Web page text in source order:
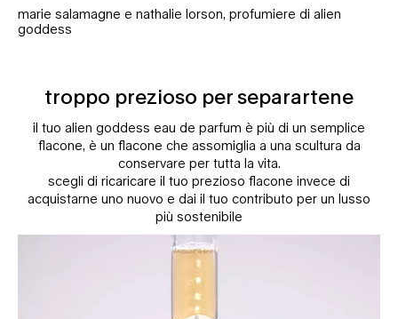
marie salamagne e nathalie lorson, profumiere di alien
goddess
troppo prezioso per separartene
il tuo alien goddess eau de parfum è più di un semplice
flacone, è un flacone che assomiglia a una scultura da
conservare per tutta la vita.
scegli di ricaricare il tuo prezioso flacone invece di
acquistarne uno nuovo e dai il tuo contributo per un lusso
più sostenibile